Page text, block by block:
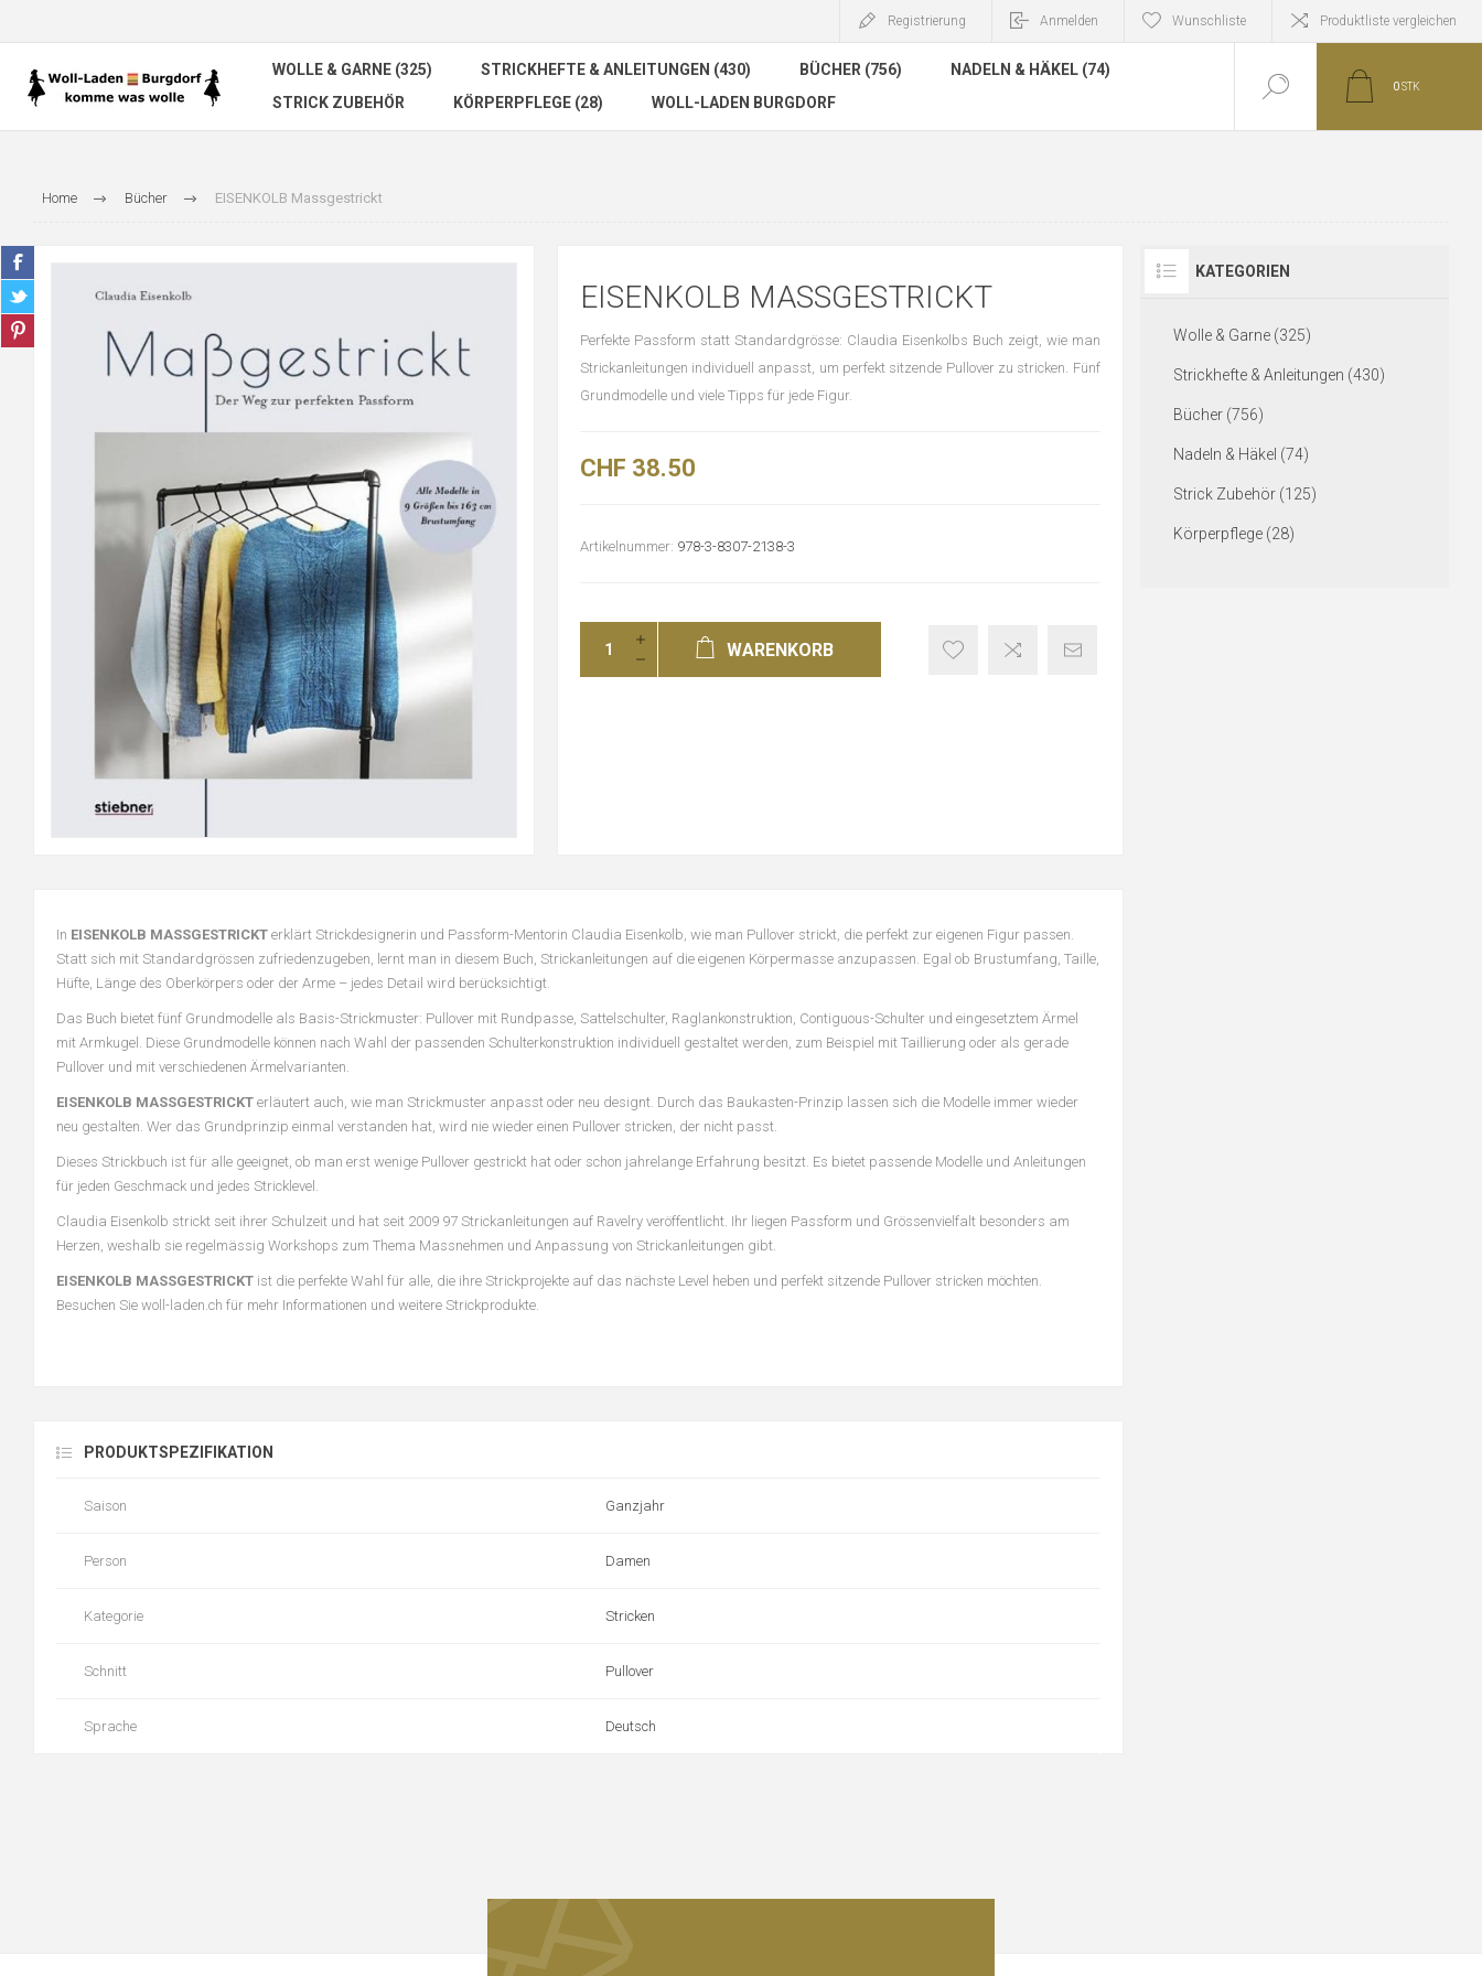
Registrierung Anmelden Wunschliste Produktliste vergleichen
WOLLE & GARNE (325) STRICKHEFTE & ANLEITUNGEN (430) BÜCHER (756)
NADELN & HÄKEL (74)
STRICK ZUBEHÖR
KÖRPERPFLEGE (28) WOLL-LADEN BURGDORF
0STK
Home Bücher EISENKOLB Massgestrickt
EISENKOLB MASSGESTRICKT
Perfekte Passform statt Standardgrösse: Claudia Eisenkolbs Buch zeigt, wie man
Strickanleitungen individuell anpasst, um perfekt sitzende Pullover zu stricken. Fünf
Grundmodelle und viele Tipps für jede Figur.
CHF 38.50
Artikelnummer: 978-3-8307-2138-3
WARENKORB
In EISENKOLB MASSGESTRICKT erklärt Strickdesignerin und Passform-Mentorin Claudia Eisenkolb, wie man Pullover strickt, die perfekt zur eigenen Figur passen.
Statt sich mit Standardgrössen zufriedenzugeben, lernt man in diesem Buch, Strickanleitungen auf die eigenen Körpermasse anzupassen. Egal ob Brustumfang, Taille,
Hüfte, Länge des Oberkörpers oder der Arme – jedes Detail wird berücksichtigt.
Das Buch bietet fünf Grundmodelle als Basis-Strickmuster: Pullover mit Rundpasse, Sattelschulter, Raglankonstruktion, Contiguous-Schulter und eingesetztem Ärmel
mit Armkugel. Diese Grundmodelle können nach Wahl der passenden Schulterkonstruktion individuell gestaltet werden, zum Beispiel mit Taillierung oder als gerade
Pullover und mit verschiedenen Ärmelvarianten.
EISENKOLB MASSGESTRICKT erläutert auch, wie man Strickmuster anpasst oder neu designt. Durch das Baukasten-Prinzip lassen sich die Modelle immer wieder
neu gestalten. Wer das Grundprinzip einmal verstanden hat, wird nie wieder einen Pullover stricken, der nicht passt.
Dieses Strickbuch ist für alle geeignet, ob man erst wenige Pullover gestrickt hat oder schon jahrelange Erfahrung besitzt. Es bietet passende Modelle und Anleitungen
für jeden Geschmack und jedes Stricklevel.
Claudia Eisenkolb strickt seit ihrer Schulzeit und hat seit 2009 97 Strickanleitungen auf Ravelry veröffentlicht. Ihr liegen Passform und Grössenvielfalt besonders am
Herzen, weshalb sie regelmässig Workshops zum Thema Massnehmen und Anpassung von Strickanleitungen gibt.
EISENKOLB MASSGESTRICKT ist die perfekte Wahl für alle, die ihre Strickprojekte auf das nächste Level heben und perfekt sitzende Pullover stricken möchten.
Besuchen Sie woll-laden.ch für mehr Informationen und weitere Strickprodukte.
PRODUKTSPEZIFIKATION
Saison Ganzjahr
Person Damen
Kategorie Stricken
Schnitt Pullover
Sprache Deutsch
KATEGORIEN
Wolle & Garne (325)
Strickhefte & Anleitungen (430)
Bücher (756)
Nadeln & Häkel (74)
Strick Zubehör (125)
Körperpflege (28)